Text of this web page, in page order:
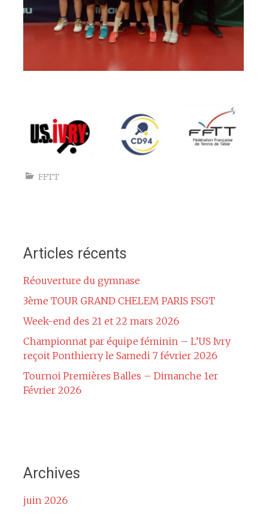
FFTT
Articles récents
Réouverture du gymnase
3ème TOUR GRAND CHELEM PARIS FSGT
Week-end des 21 et 22 mars 2026
Championnat par équipe féminin – L’US Ivry
reçoit Ponthierry le Samedi 7 février 2026
Tournoi Premières Balles – Dimanche 1er
Février 2026
Archives
juin 2026